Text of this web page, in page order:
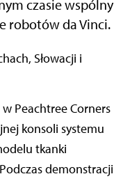
czasie wspólny
robotów da Vinci.
Peachtree Corners
konsoli systemu
tkanki
demonstracji